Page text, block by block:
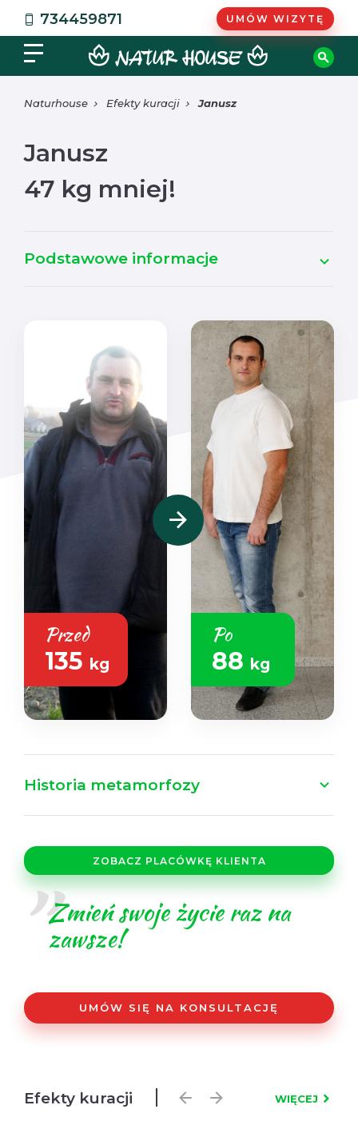
734459871 UMÓW WIZYTĘ
Naturhouse Efekty kuracji Janusz
Janusz
47 kg mniej!
Podstawowe informacje
Przed
135 kg
Po
88 kg
Historia metamorfozy
ZOBACZ PLACÓWKĘ KLIENTA
SPRAWDŹ
Zmień swoje życie raz na
zawsze!
UMÓW SIĘ NA KONSULTACJĘ
Efekty kuracji WIĘCEJ